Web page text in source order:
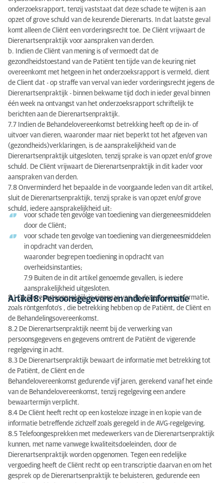
onderzoeksrapport, tenzij vaststaat dat deze schade te wijten is aan
opzet of grove schuld van de keurende Dierenarts. In dat laatste geval
komt alleen de Cliënt een vorderingsrecht toe. De Cliënt vrijwaart de
Dierenartsenpraktijk voor aanspraken van derden.
b. Indien de Cliënt van mening is of vermoedt dat de
gezondheidstoestand van de Patiënt ten tijde van de keuring niet
overeenkomt met hetgeen in het onderzoeksrapport is vermeld, dient
de Client dat - op straffe van verval van ieder vorderingsrecht jegens de
Dierenartsenpraktijk - binnen bekwame tijd doch in ieder geval binnen
één week na ontvangst van het onderzoeksrapport schriftelijk te
berichten aan de Dierenartsenpraktijk.
7.7 Indien de Behandelovereenkomst betrekking heeft op de in- of
uitvoer van dieren, waaronder maar niet beperkt tot het afgeven van
(gezondheids)verklaringen, is de aansprakelijkheid van de
Dierenartsenpraktijk uitgesloten, tenzij sprake is van opzet en/of grove
schuld. De Cliënt vrijwaart de Dierenartsenpraktijk in dit kader voor
aanspraken van derden.
7.8 Onverminderd het bepaalde in de voorgaande leden van dit artikel,
sluit de Dierenartsenpraktijk, tenzij sprake is van opzet en/of grove
schuld, iedere aansprakelijkheid uit:
voor schade ten gevolge van toediening van diergeneesmiddelen
door de Cliënt;
voor schade ten gevolge van toediening van diergeneesmiddelen
in opdracht van derden,
waaronder begrepen toediening in opdracht van
overheidsinstanties;
7.9 Buiten de in dit artikel genoemde gevallen, is iedere
aansprakelijkheid uitgesloten.
Artikel 8: Persoonsgegevens en andere informatie
8.1 De Dierenartsenpraktijk is eigenaar van de dragers van informatie,
zoals röntgenfoto's , die betrekking hebben op de Patiënt, de Cliënt en
de Behandelingsovereenkomst.
8.2 De Dierenartsenpraktijk neemt bij de verwerking van
persoonsgegevens en gegevens omtrent de Patiënt de vigerende
regelgeving in acht.
8.3 De Dierenartsenpraktijk bewaart de informatie met betrekking tot
de Patiënt, de Cliënt en de
Behandelovereenkomst gedurende vijf jaren, gerekend vanaf het einde
van de Behandelovereenkomst, tenzij regelgeving een andere
bewaartermijn verplicht.
8.4 De Cliënt heeft recht op een kosteloze inzage in en kopie van de
informatie betreffende zichzelf zoals geregeld in de AVG-regelgeving.
8.5 Telefoongesprekken met medewerkers van de Dierenartsenpraktijk
kunnen, met name vanwege kwaliteitsdoeleinden, door de
Dierenartsenpraktijk worden opgenomen. Tegen een redelijke
vergoeding heeft de Cliënt recht op een transcriptie daarvan en om het
gesprek op de Dierenartsenpraktijk te beluisteren, gedurende een